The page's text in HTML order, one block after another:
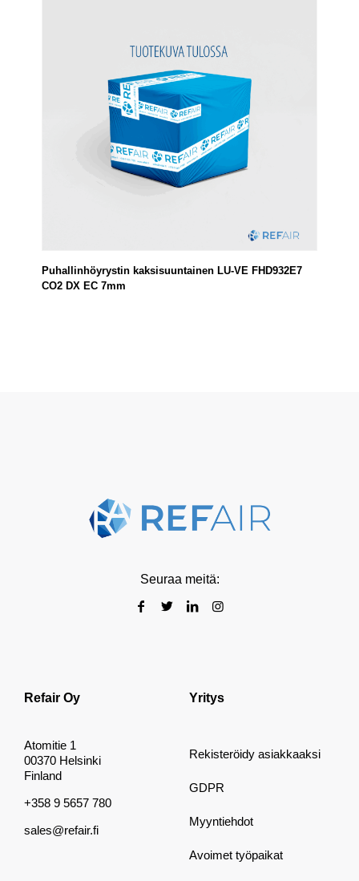
Puhallinhöyrystin kaksisuuntainen LU-VE FHD932E7
CO2 DX EC 7mm
Seuraa meitä:
Refair Oy
Atomitie 1
00370 Helsinki
Finland
+358 9 5657 780
sales@refair.fi
Yritys
Rekisteröidy asiakkaaksi
GDPR
Myyntiehdot
Avoimet työpaikat